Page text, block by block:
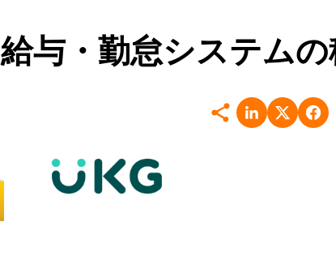
給与・勤怠システム